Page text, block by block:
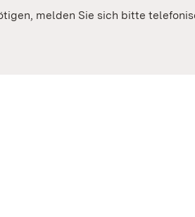
melden Sie sich bitte